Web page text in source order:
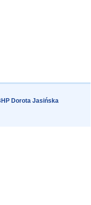
Dorota Jasińska